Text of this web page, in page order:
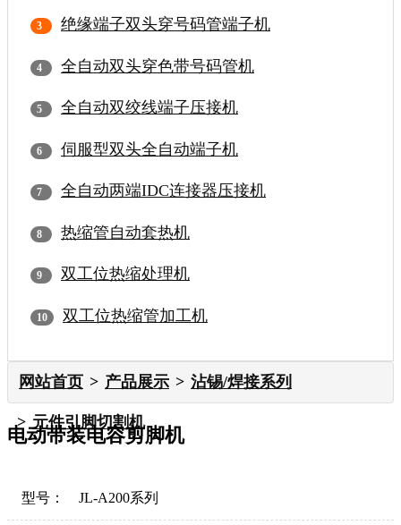
绝缘端子双头穿号码管端子机
全自动双头穿色带号码管机
全自动双绞线端子压接机
伺服型双头全自动端子机
全自动两端IDC连接器压接机
热缩管自动套热机
双工位热缩处理机
双工位热缩管加工机
网站首页 产品展示 沾锡/焊接系列
元件引脚切割机
电动带装电容剪脚机
型号： JL-A200系列